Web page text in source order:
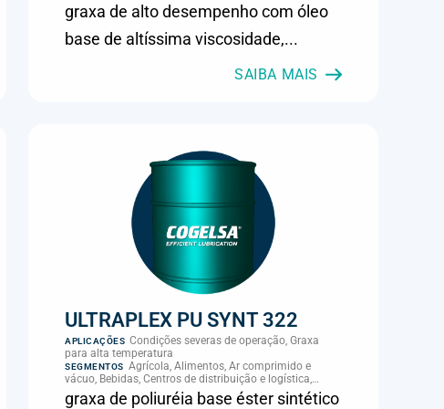
graxa de alto desempenho com óleo
base de altíssima viscosidade,...
SAIBA MAIS
ULTRAPLEX PU SYNT 322
APLICAÇÕES Condições severas de operação, Graxa
para alta temperatura
SEGMENTOS Agrícola, Alimentos, Ar comprimido e
vácuo, Bebidas, Centros de distribuição e logística,
Cimento, Climatização e HVAC, Data center,
Eletroeletrônica, Embalagens e latas, Energia (geração),
graxa de poliuréia base éster sintético